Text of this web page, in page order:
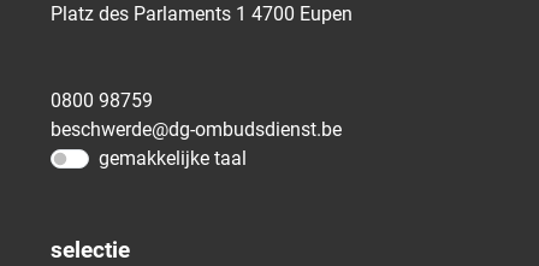
Platz des Parlaments 1 4700 Eupen
0800 98759
beschwerde@dg-ombudsdienst.be
gemakkelijke taal
selectie